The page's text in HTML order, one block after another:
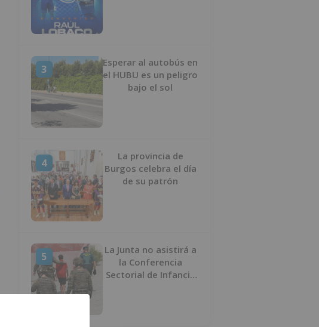
3
Esperar al autobús en
el HUBU es un peligro
bajo el sol
4
La provincia de
Burgos celebra el día
de su patrón
5
La Junta no asistirá a
la Conferencia
Sectorial de Infancia